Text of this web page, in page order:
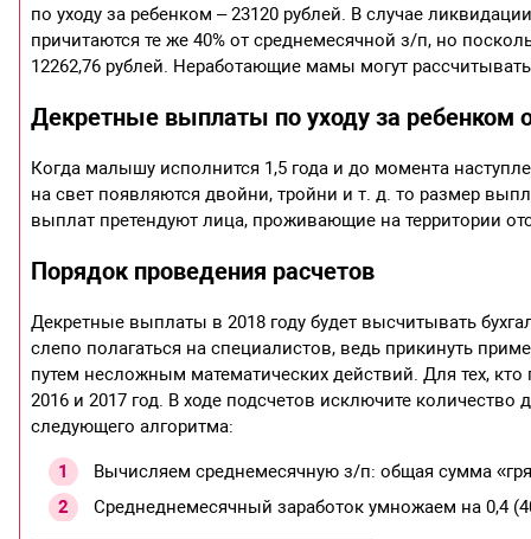
по уходу за ребенком – 23120 рублей. В случае
причитаются те же 40% от среднемесячной з/п, но
12262,76 рублей. Неработающие мамы могут
Декретные выплаты по уходу за ребенком
Когда малышу исполнится 1,5 года и до момента
на свет появляются двойни, тройни и т. д. то размер
выплат претендуют лица, проживающие на территории
Порядок проведения расчетов
Декретные выплаты в 2018 году будет высчитывать
слепо полагаться на специалистов, ведь прикинуть
путем несложным математических действий. Для тех,
2016 и 2017 год. В ходе подсчетов исключите
следующего алгоритма:
Вычисляем среднемесячную з/п: общая сумма
Среднеднемесячный заработок умножаем на 0,4